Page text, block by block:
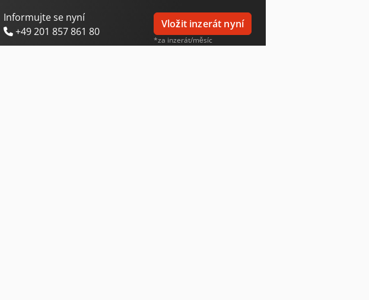
Informujte se nyní
+49 201 857 861 80
Vložit inzerát nyní
*za inzerát/měsíc